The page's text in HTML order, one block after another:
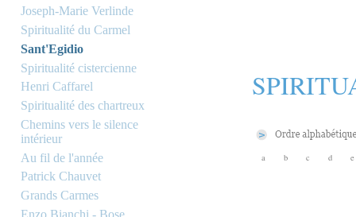
Joseph-Marie Verlinde
Spiritualité du Carmel
Sant'Egidio
Spiritualité cistercienne
Henri Caffarel
Spiritualité des chartreux
Chemins vers le silence
intérieur
Au fil de l'année
Patrick Chauvet
Grands Carmes
Enzo Bianchi - Bose
a b c d e